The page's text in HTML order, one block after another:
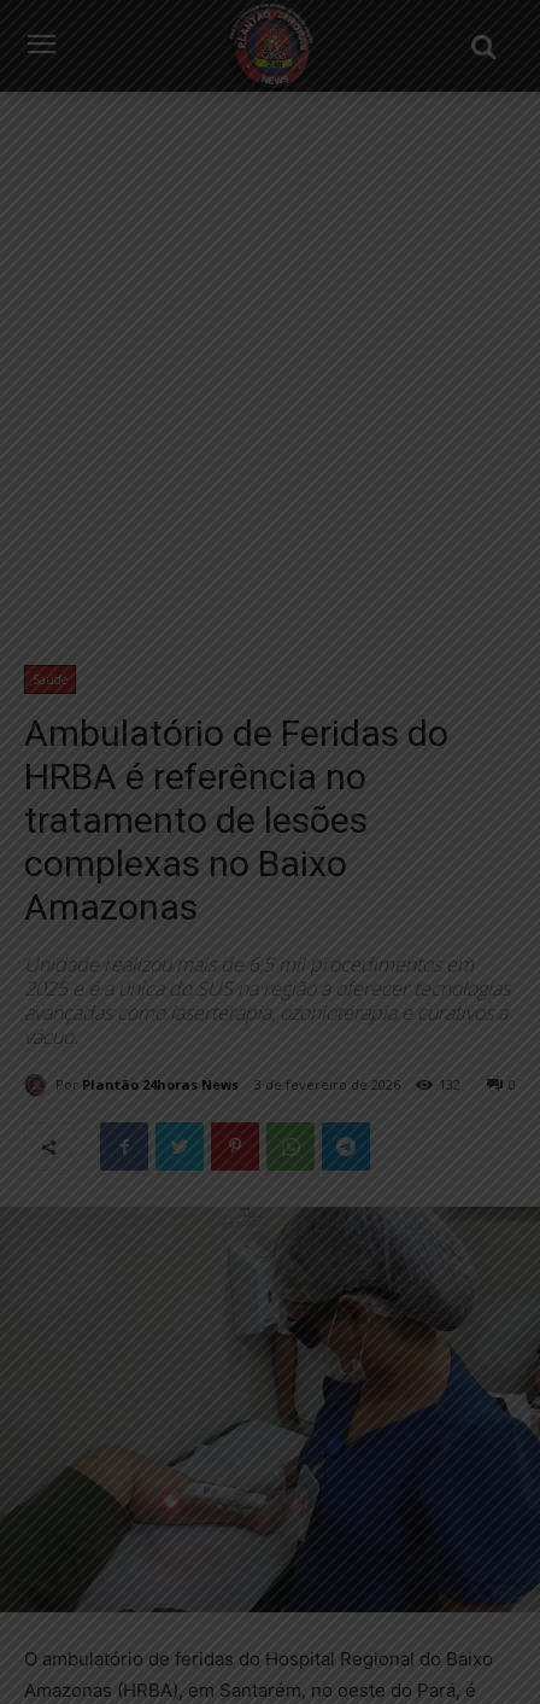
Saúde
Ambulatório de Feridas do
HRBA é referência no
tratamento de lesões
complexas no Baixo
Amazonas
Unidade realizou mais de 6,5 mil procedimentos em
2025 e é a única do SUS na região a oferecer tecnologias
avançadas como laserterapia, ozonioterapia e curativos a
vácuo.
Por Plantão 24horas News 3 de fevereiro de 2026 0
132
O ambulatório de feridas do Hospital Regional do Baixo
Amazonas (HRBA), em Santarém, no oeste do Pará, é